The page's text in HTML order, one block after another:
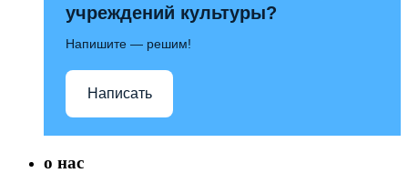
учреждений культуры?
Напишите — решим!
Написать
о нас